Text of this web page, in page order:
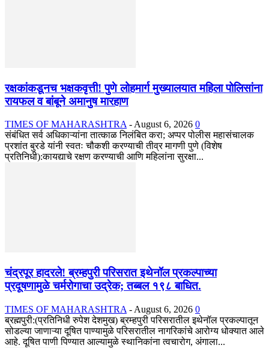
रक्षकांकडूनच भक्षकवृत्ती! पुणे लोहमार्ग मुख्यालयात महिला पोलिसांना
रायफल व बांबूने अमानुष मारहाण
TIMES OF MAHARASHTRA - August 6, 2026 0
संबंधित सर्व अधिकाऱ्यांना तात्काळ निलंबित करा; अप्पर पोलीस महासंचालक
प्रशांत बुरडे यांनी स्वतः चौकशी करण्याची तीव्र मागणी पुणे (विशेष
प्रतिनिधी):कायद्याचे रक्षण करण्याची आणि महिलांना सुरक्षा...
चंद्रपूर हादरले! ब्रम्हपुरी परिसरात इथेनॉल प्रकल्पाच्या
प्रदूषणामुळे चर्मरोगाचा उद्रेक; तब्बल १९८ बाधित.
TIMES OF MAHARASHTRA - August 6, 2026 0
ब्रह्मपुरी:(प्रतिनिधी रुपेश देशमुख) ब्रम्हपुरी परिसरातील इथेनॉल प्रकल्पातून
सोडल्या जाणाऱ्या दूषित पाण्यामुळे परिसरातील नागरिकांचे आरोग्य धोक्यात आले
आहे. दूषित पाणी पिण्यात आल्यामुळे स्थानिकांना त्वचारोग, अंगाला...